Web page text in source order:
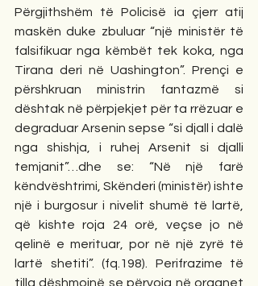
Përgjithshëm të Policisë ia çjerr atij
maskën duke zbuluar “një ministër të
falsifikuar nga këmbët tek koka, nga
Tirana deri në Uashington”. Prençi e
përshkruan ministrin fantazmë si
dështak në përpjekjet për ta rrëzuar e
degraduar Arsenin sepse “si djall i dalë
nga shishja, i ruhej Arsenit si djalli
temjanit”…dhe se: “Në një farë
këndvështrimi, Skënderi (ministër) ishte
një i burgosur i nivelit shumë të lartë,
që kishte roja 24 orë, veçse jo në
qelinë e merituar, por në një zyrë të
lartë shetiti”. (fq.198). Perifrazime të
tilla dëshmojnë se përvoja në organet